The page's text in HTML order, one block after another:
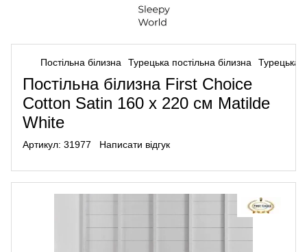
Постільна білизна Турецька постільна білизна Турецька
Постільна білизна First Choice
Cotton Satin 160 х 220 см Matilde
White
Артикул: 31977 Написати відгук